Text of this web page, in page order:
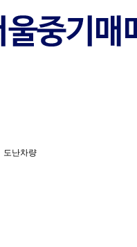
도난차량